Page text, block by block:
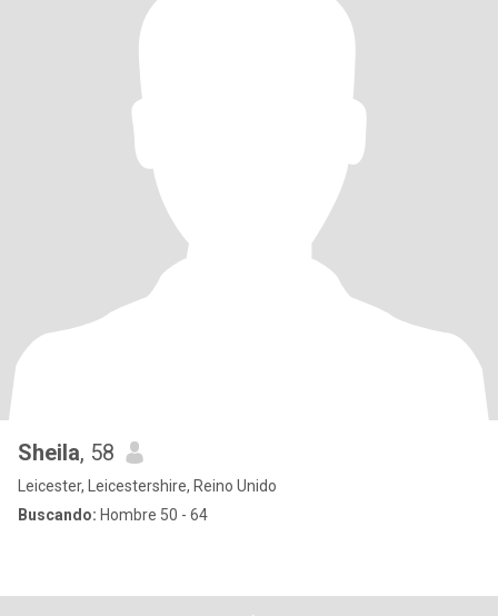
Sheila, 58
Leicester, Leicestershire, Reino Unido
Buscando: Hombre 50 - 64